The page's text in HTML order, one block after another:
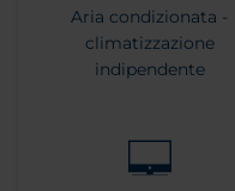
Aria condizionata -
climatizzazione
indipendente